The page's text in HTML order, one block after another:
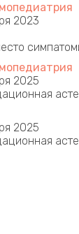
2023
2025
2025